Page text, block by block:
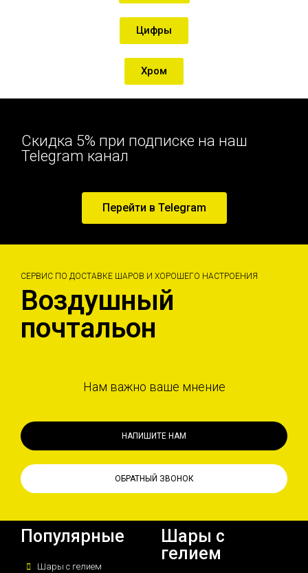
Цифры
Хром
Скидка 5% при подписке на наш
Telegram канал
Перейти в Telegram
СЕРВИС ПО ДОСТАВКЕ ШАРОВ И ХОРОШЕГО НАСТРОЕНИЯ
Воздушный
почтальон
Нам важно ваше мнение
НАПИШИТЕ НАМ
ОБРАТНЫЙ ЗВОНОК
Популярные
Шары с гелием
Шары с
гелием